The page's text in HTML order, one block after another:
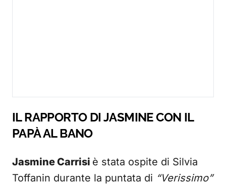
IL RAPPORTO DI JASMINE CON IL
PAPÀ AL BANO
Jasmine Carrisi è stata ospite di Silvia
Toffanin durante la puntata di “Verissimo”